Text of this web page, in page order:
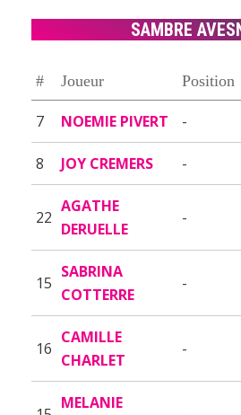
SAMBRE
# Joueur Position
7 NOEMIE PIVERT -
8 JOY CREMERS -
22
AGATHE
DERUELLE
-
15
SABRINA
COTTERRE
-
16
CAMILLE
CHARLET
-
MELANIE